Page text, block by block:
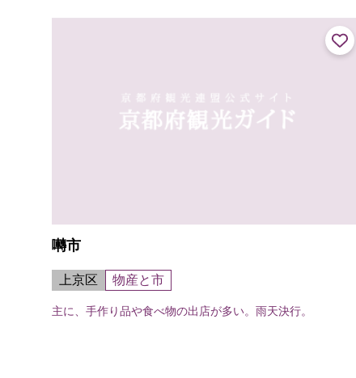
囀市
上京区 物産と市
主に、手作り品や食べ物の出店が多い。雨天決行。